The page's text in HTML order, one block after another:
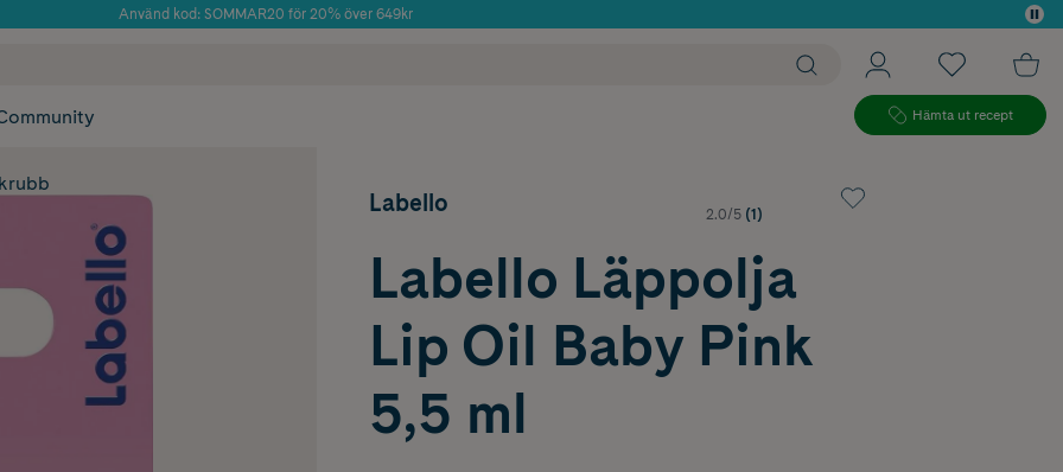
Använd kod: SOMMAR20 för 20% över 649kr
Hämta ut recept
Labello 2.0/5 (1)
Labello Läppolja
Lip Oil Baby Pink
5,5 ml